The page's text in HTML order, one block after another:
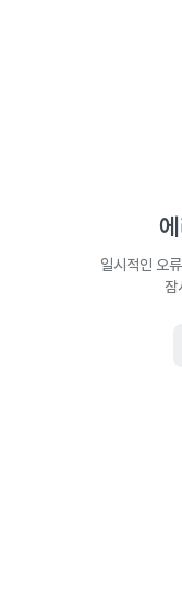
일시적인 오
잠